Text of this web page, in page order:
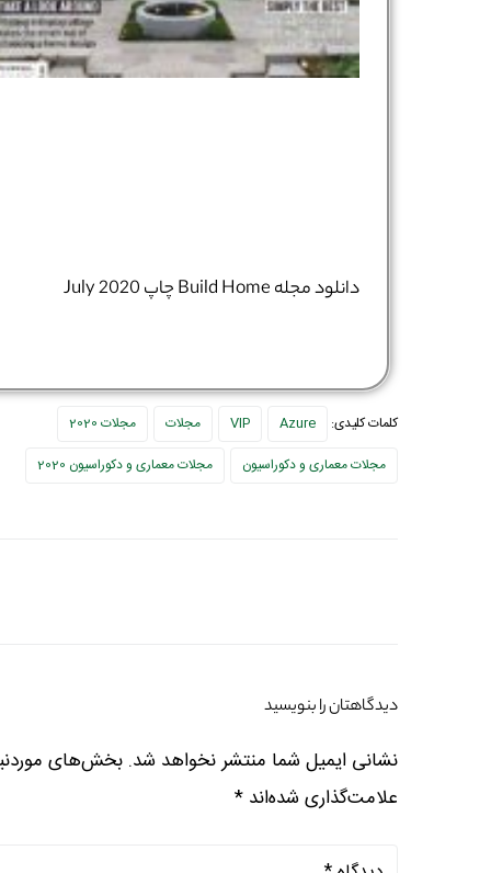
دانلود مجله Build Home چاپ July 2020
کلمات کلیدی: Azure
VIP مجلات
مجلات 2020
مجلات معماری و دکوراسیون
مجلات معماری و دکوراسیون 2020
دیدگاهتان را بنویسید
نشانی ایمیل شما منتشر نخواهد شد. بخش‌های
علامت‌گذاری شده‌اند *